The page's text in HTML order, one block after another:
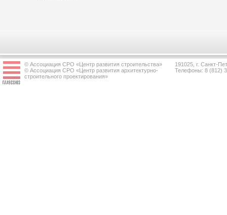
© Ассоциация СРО «Центр развития строительства»
© Ассоциация СРО «Центр развития архитектурно-
строительного проектирования»
191025, г. Санкт-
Телефоны: 8 (812)